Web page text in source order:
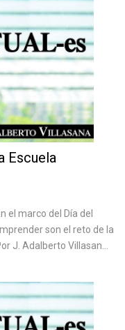
Escuela
el marco del Día del
son el reto de la
J. Adalberto Villasan...